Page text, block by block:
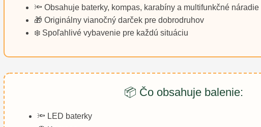
🔦 Obsahuje baterky, kompas, karabíny a multifunkčné náradie
🎁 Originálny vianočný darček pre dobrodruhov
❄️ Spoľahlivé vybavenie pre každú situáciu
📦 Čo obsahuje balenie:
🔦 LED baterky